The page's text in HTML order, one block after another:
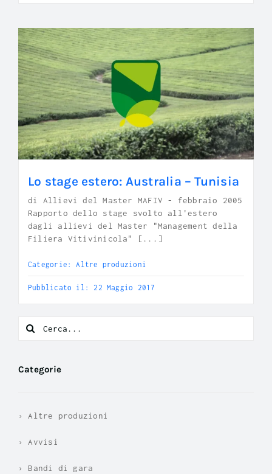
Lo stage estero: Australia – Tunisia
di Allievi del Master MAFIV - febbraio 2005
Rapporto dello stage svolto all'estero
dagli allievi del Master "Management della
Filiera Vitivinicola" [...]
Categorie: Altre produzioni
Pubblicato il: 22 Maggio 2017
Search
for:
Categorie
› Altre produzioni
› Avvisi
› Bandi di gara